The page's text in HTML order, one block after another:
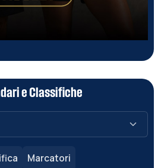
e Classifiche
Marcatori